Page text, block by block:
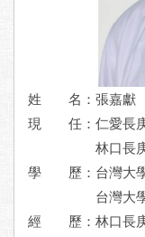
姓 名：張嘉獻
現 任： 仁愛長
林口長
學 歷： 台灣大
台灣大
經 歷： 林口長